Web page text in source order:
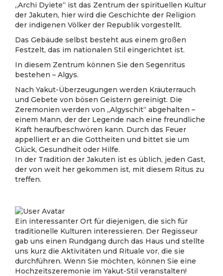
„Archi Dyiete“ ist das Zentrum der spirituellen Kultur
der Jakuten, hier wird die Geschichte der Religion
der indigenen Völker der Republik vorgestellt.
Das Gebäude selbst besteht aus einem großen
Festzelt, das im nationalen Stil eingerichtet ist.
In diesem Zentrum können Sie den Segenritus
bestehen – Algys.
Nach Yakut-Überzeugungen werden Kräuterrauch
und Gebete von bösen Geistern gereinigt. Die
Zeremonien werden von „Algyschit“ abgehalten –
einem Mann, der der Legende nach eine freundliche
Kraft heraufbeschwören kann. Durch das Feuer
appelliert er an die Gottheiten und bittet sie um
Glück, Gesundheit oder Hilfe.
In der Tradition der Jakuten ist es üblich, jeden Gast,
der von weit her gekommen ist, mit diesem Ritus zu
treffen.
Ein interessanter Ort für diejenigen, die sich für
traditionelle Kulturen interessieren. Der Regisseur
gab uns einen Rundgang durch das Haus und stellte
uns kurz die Aktivitäten und Rituale vor, die sie
durchführen. Wenn Sie möchten, können Sie eine
Hochzeitszeremonie im Yakut-Stil veranstalten!